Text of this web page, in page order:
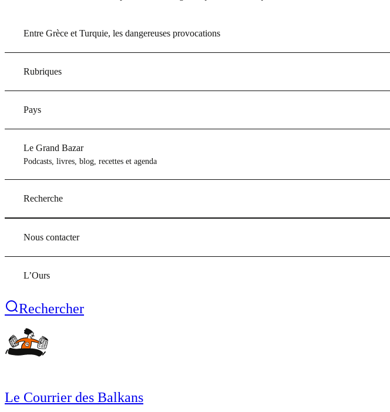
Entre Grèce et Turquie, les dangereuses provocations
Rubriques
Pays
Le Grand Bazar
Podcasts, livres, blog, recettes et agenda
Recherche
Nous contacter
L’Ours
Rechercher
Le Courrier des Balkans